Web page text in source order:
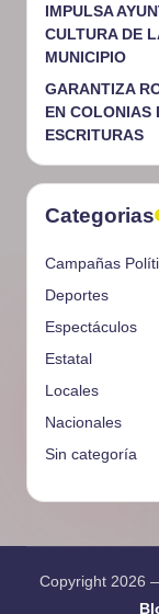
IMPULSA
CULTURA DE
MUNICIPIO
GARANTIZA
EN COLONIAS
ESCRITURAS
Categorias
Campañas
Deportes
Espectáculos
Estatal
Locales
Nacionales
Sin categoría
Copyright 2026